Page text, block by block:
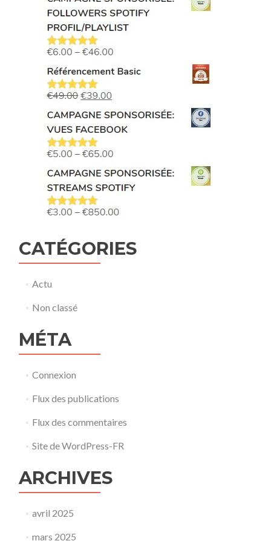
CATÉGORIES
Actu
Non classé
MÉTA
Connexion
Flux des publications
Flux des commentaires
Site de WordPress-FR
ARCHIVES
avril 2025
mars 2025